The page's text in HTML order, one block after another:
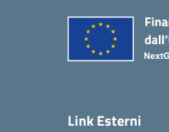
Link Esterni